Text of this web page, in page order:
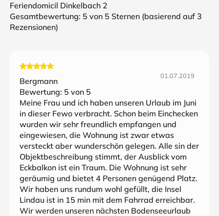
Feriendomicil Dinkelbach 2
Gesamtbewertung: 5 von 5 Sternen (basierend auf 3
Rezensionen)
Bergmann
01.07.2019
Bewertung: 5 von 5
Meine Frau und ich haben unseren Urlaub im Juni
in dieser Fewo verbracht. Schon beim Einchecken
wurden wir sehr freundlich empfangen und
eingewiesen, die Wohnung ist zwar etwas
versteckt aber wunderschön gelegen. Alle sin der
Objektbeschreibung stimmt, der Ausblick vom
Eckbalkon ist ein Traum. Die Wohnung ist sehr
geräumig und bietet 4 Personen genügend Platz.
Wir haben uns rundum wohl gefüllt, die Insel
Lindau ist in 15 min mit dem Fahrrad erreichbar.
Wir werden unseren nächsten Bodenseeurlaub